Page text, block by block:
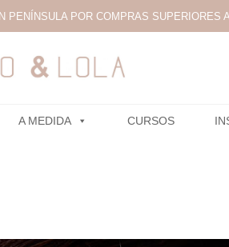
PENÍNSULA POR COMPRAS SUPERIORES
A MEDIDA CURSOS